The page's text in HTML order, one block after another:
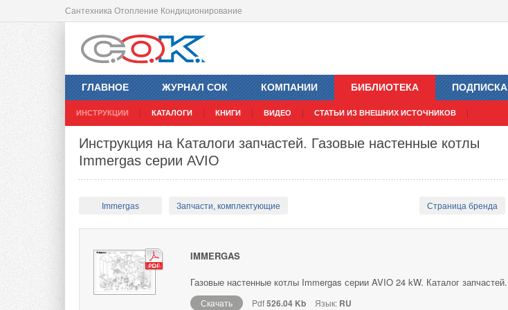
Сантехника Отопление Кондиционирование
ГЛАВНОЕ ЖУРНАЛ СОК КОМПАНИИ БИБЛИОТЕКА
ИНСТРУКЦИИ КАТАЛОГИ КНИГИ ВИДЕО СТАТЬИ ИЗ ВНЕШНИХ ИСТОЧНИКОВ
ПОДПИСКА
Инструкция на Каталоги запчастей. Газовые настенные котлы
Immergas серии AVIO
Immergas Запчасти, комплектующие Страница бренда
IMMERGAS
Газовые настенные котлы Immergas серии AVIO 24 kW. Каталог запчастей.
Скачать Pdf526.04 Kb Язык: RU